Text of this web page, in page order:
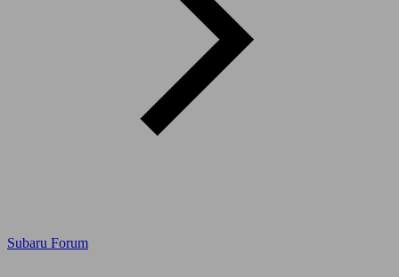
Subaru Forum